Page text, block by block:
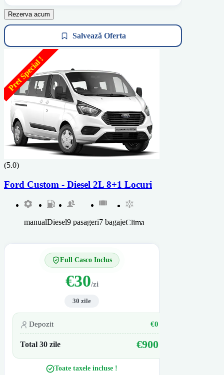
Rezerva acum
Salvează Oferta
Pret Special !
(5.0)
Ford Custom - Diesel 2L 8+1 Locuri
manualDiesel9 pasageri7 bagajeClima
Full Casco Inclus
€30/zi
30 zile
Depozit €0
Total 30 zile €900
Toate taxele incluse !